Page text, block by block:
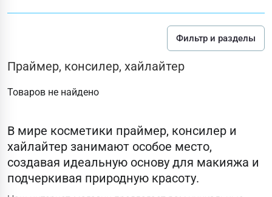
Фильтр и разделы
Праймер, консилер, хайлайтер
Товаров не найдено
В мире косметики праймер, консилер и
хайлайтер занимают особое место,
создавая идеальную основу для макияжа и
подчеркивая природную красоту.